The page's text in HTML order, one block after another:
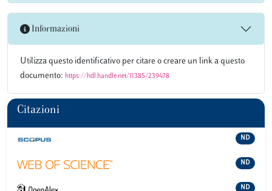
Informazioni
Utilizza questo identificativo per citare o creare un link a questo
documento: https://hdl.handle.net/11385/239478
Citazioni
ND
ND
ND